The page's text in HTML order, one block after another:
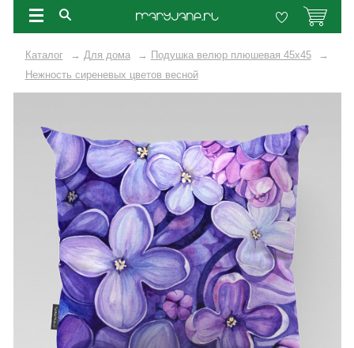
Каталог → Для дома → Подушка велюр плюшевая 45х45
→
Нежность сиреневых цветов весной